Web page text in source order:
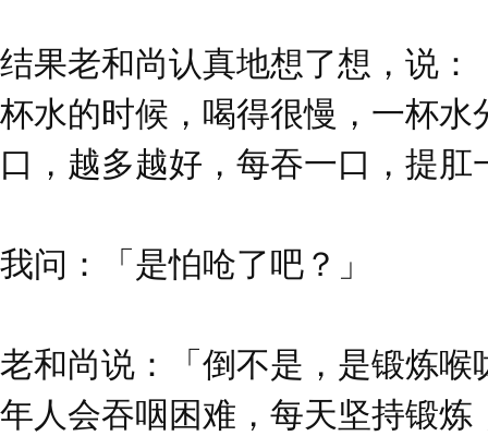
结果老和尚认真地想了想，说：
杯水的时候，喝得很慢，一杯水
口，越多越好，每吞一口，提肛
我问：「是怕呛了吧？」
老和尚说：「倒不是，是锻炼喉
年人会吞咽困难，每天坚持锻炼